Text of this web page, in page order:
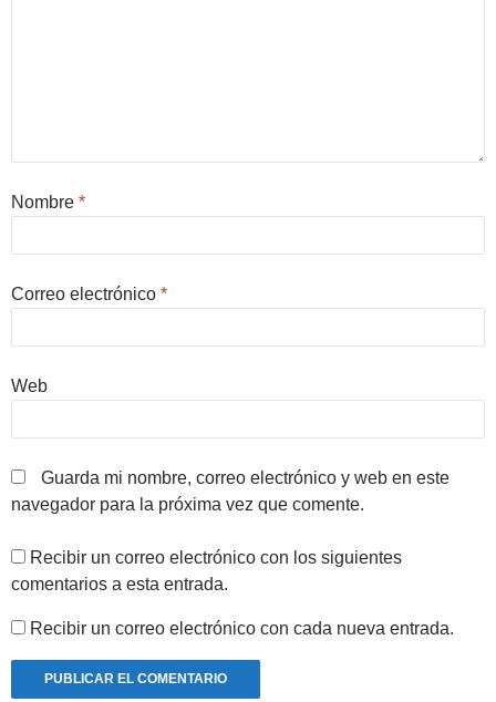
Nombre *
Correo electrónico *
Web
Guarda mi nombre, correo electrónico y web en este
navegador para la próxima vez que comente.
Recibir un correo electrónico con los siguientes
comentarios a esta entrada.
Recibir un correo electrónico con cada nueva entrada.